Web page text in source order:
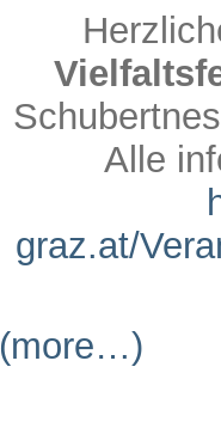
Alle
graz.at/
(more…)